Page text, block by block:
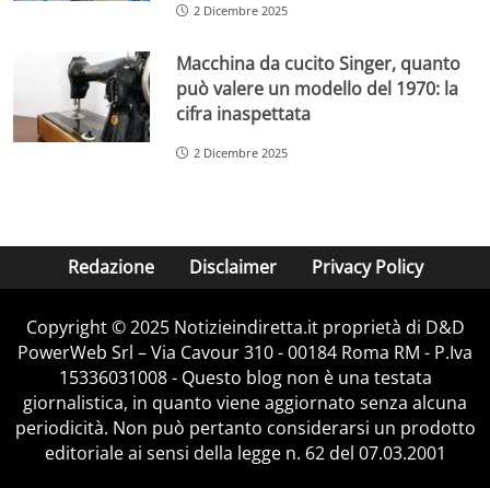
2 Dicembre 2025
Macchina da cucito Singer, quanto
può valere un modello del 1970: la
cifra inaspettata
2 Dicembre 2025
Redazione Disclaimer Privacy Policy
Copyright © 2025 Notizieindiretta.it proprietà di D&D
PowerWeb Srl – Via Cavour 310 - 00184 Roma RM - P.Iva
15336031008 - Questo blog non è una testata
giornalistica, in quanto viene aggiornato senza alcuna
periodicità. Non può pertanto considerarsi un prodotto
editoriale ai sensi della legge n. 62 del 07.03.2001